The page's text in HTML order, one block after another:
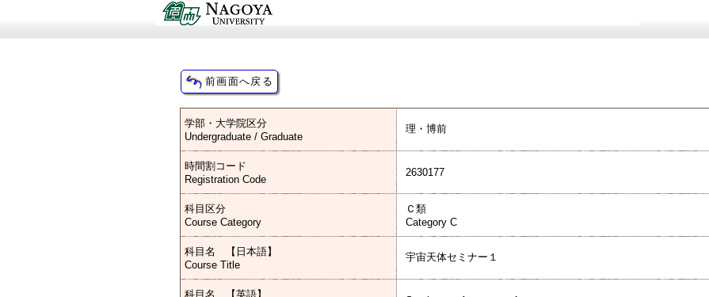
学部・大学院区分
Undergraduate / Graduate
理・博前
時間割コード
Registration Code
2630177
科目区分
Course Category
Ｃ類
Category C
科目名 【日本語】
Course Title
宇宙天体セミナー１
科目名 【英語】